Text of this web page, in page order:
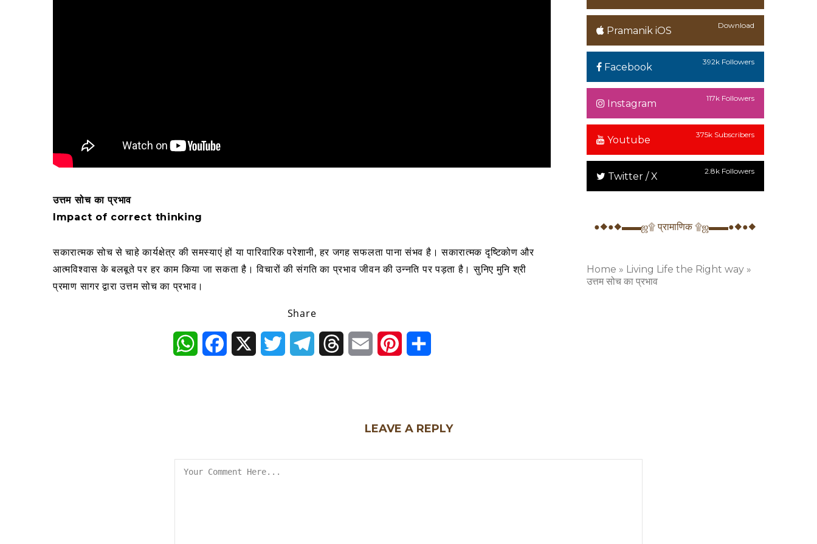
उत्तम सोच का प्रभाव
Impact of correct thinking
सकारात्मक सोच से चाहे कार्यक्षेत्र की समस्याएं हों या पारिवारिक परेशानी, हर जगह सफलता पाना संभव है। सकारात्मक दृष्टिकोण और
आत्मविश्वास के बलबूते पर हर काम किया जा सकता है। विचारों की संगति का प्रभाव जीवन की उन्नति पर पड़ता है। सुनिए मुनि श्री
प्रमाण सागर द्वारा उत्तम सोच का प्रभाव।
Share
WhatsAppFacebook Twitter TelegramThreadsEmail Pinterest
Pramanik iOS Download
Facebook 392k Followers
Instagram 117k Followers
Youtube 375k Subscribers
Twitter / X 2.8k Followers
●◆●◆▬▬ஜ۩ प्रामाणिक ۩ஜ▬▬●◆●◆
Home » Living Life the Right way»
उत्तम सोच का प्रभाव
LEAVE A REPLY